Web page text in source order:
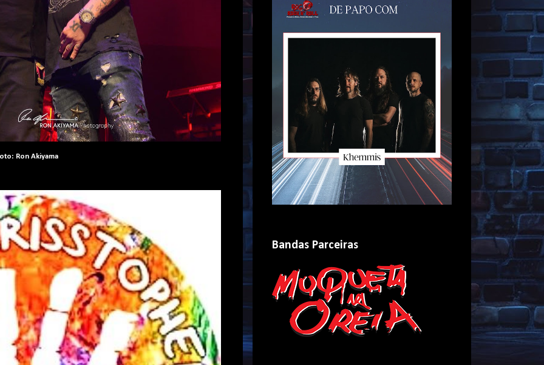
Ron Akiyama
Bandas Parceiras